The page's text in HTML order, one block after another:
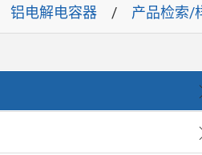
铝电解电容器 产品检索/